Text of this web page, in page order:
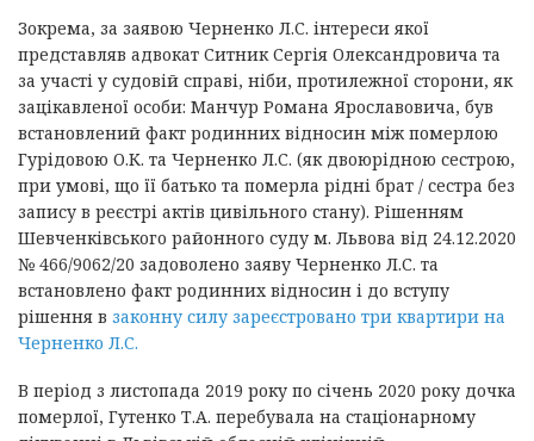
Зокрема, за заявою Черненко Л.С. інтереси якої
представляв адвокат Ситник Сергія Олександровича та
за участі у судовій справі, ніби, протилежної сторони, як
зацікавленої особи: Манчур Романа Ярославовича, був
встановлений факт родинних відносин між померлою
Гурідовою О.К. та Черненко Л.С. (як двоюрідною сестрою,
при умові, що її батько та померла рідні брат / сестра без
запису в реєстрі актів цивільного стану). Рішенням
Шевченківського районного суду м. Львова від 24.12.2020
№ 466/9062/20 задоволено заяву Черненко Л.С. та
встановлено факт родинних відносин і до вступу
рішення в законну силу зареєстровано три квартири на
Черненко Л.С.
В період з листопада 2019 року по січень 2020 року дочка
померлої, Гутенко Т.А. перебувала на стаціонарному